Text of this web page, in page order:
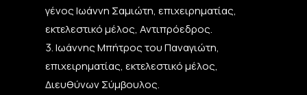
γένος Ιωάννη Σαμιώτη, επιχειρηματίας,
εκτελεστικό μέλος, Αντιπρόεδρος.
Ιωάννης Μπήτρος του Παναγιώτη,
επιχειρηματίας, εκτελεστικό μέλος,
Διευθύνων Σύμβουλος.